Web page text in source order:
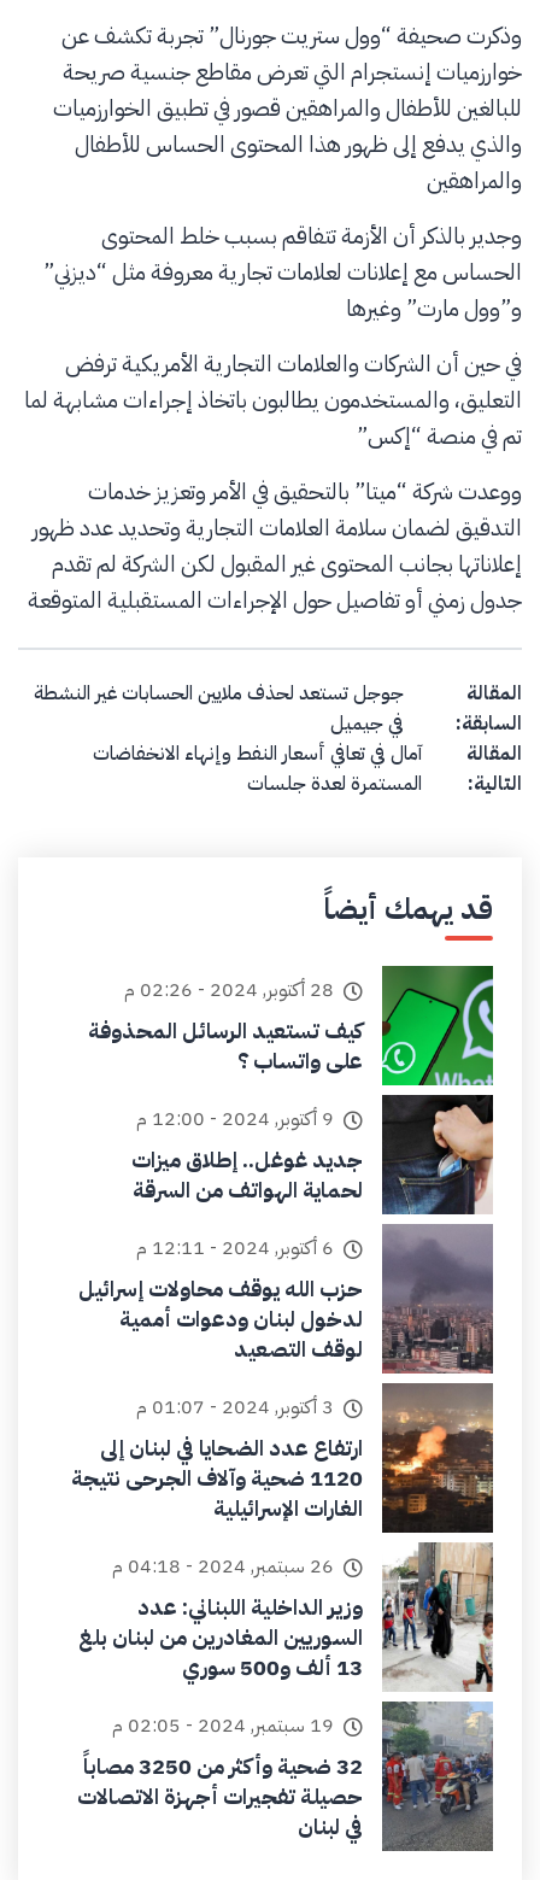
وذكرت صحيفة “وول ستريت جورنال” تجربة تكشف عن
خوارزميات إنستجرام التي تعرض مقاطع جنسية صريحة
للبالغين للأطفال والمراهقين قصور في تطبيق الخوارزميات
والذي يدفع إلى ظهور هذا المحتوى الحساس للأطفال
والمراهقين
وجدير بالذكر أن الأزمة تتفاقم بسبب خلط المحتوى
الحساس مع إعلانات لعلامات تجارية معروفة مثل “ديزني”
و”وول مارت” وغيرها
في حين أن الشركات والعلامات التجارية الأمريكية ترفض
التعليق، والمستخدمون يطالبون باتخاذ إجراءات مشابهة لما
تم في منصة “إكس”
ووعدت شركة “ميتا” بالتحقيق في الأمر وتعزيز خدمات
التدقيق لضمان سلامة العلامات التجارية وتحديد عدد ظهور
إعلاناتها بجانب المحتوى غير المقبول لكن الشركة لم تقدم
جدول زمني أو تفاصيل حول الإجراءات المستقبلية المتوقعة
Post navigation
المقالة
السابقة:
جوجل تستعد لحذف ملايين الحسابات غير النشطة
في جيميل
المقالة
التالية:
آمال في تعافي أسعار النفط وإنهاء الانخفاضات
المستمرة لعدة جلسات
قد يهمك أيضاً
28 أكتوبر, 2024 - 02:26 م
كيف تستعيد الرسائل المحذوفة
على واتساب ؟
9 أكتوبر, 2024 - 12:00 م
جديد غوغل.. إطلاق ميزات
لحماية الهواتف من السرقة
6 أكتوبر, 2024 - 12:11 م
حزب الله يوقف محاولات إسرائيل
لدخول لبنان ودعوات أممية
لوقف التصعيد
3 أكتوبر, 2024 - 01:07 م
ارتفاع عدد الضحايا في لبنان إلى
1120 ضحية وآلاف الجرحى نتيجة
الغارات الإسرائيلية
26 سبتمبر, 2024 - 04:18 م
وزير الداخلية اللبناني: عدد
السوريين المغادرين من لبنان بلغ
13 ألف و500 سوري
19 سبتمبر, 2024 - 02:05 م
32 ضحية وأكثر من 3250 مصاباً
حصيلة تفجيرات أجهزة الاتصالات
في لبنان